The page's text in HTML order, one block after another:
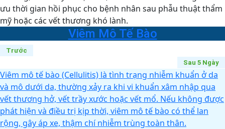
ưu thời gian hồi phục cho bệnh nhân sau phẫu thuật thẩm
mỹ hoặc các vết thương khó lành.
Viêm Mô Tế Bào
Trước
Sau 5 Ngày
Viêm mô tế bào (Cellulitis) là tình trạng nhiễm khuẩn ở da
và mô dưới da, thường xảy ra khi vi khuẩn xâm nhập qua
vết thương hở, vết trầy xước hoặc vết mổ. Nếu không được
phát hiện và điều trị kịp thời, viêm mô tế bào có thể lan
rộng, gây áp xe, thậm chí nhiễm trùng toàn thân.